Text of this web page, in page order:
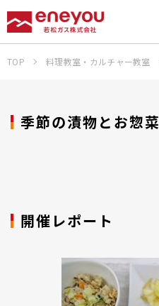
TOP 料理教室・カルチャー教室
季節の漬物とお惣菜
開催レポート